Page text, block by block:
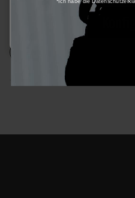
BBs, Gas, Akkus und